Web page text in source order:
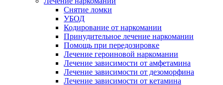
Снятие ломки
УБОД
Кодирование от наркомании
Принудительное лечение наркомании
Помощь при передозировке
Лечение героиновой наркомании
Лечение зависимости от амфетамина
Лечение зависимости от дезоморфина
Лечение зависимости от кетамина